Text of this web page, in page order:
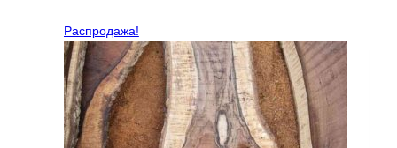
Распродажа!